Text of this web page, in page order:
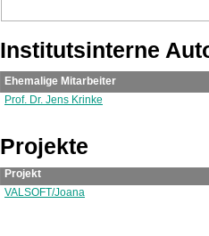
Institutsinterne
Ehemalige Mitarbeiter
Prof. Dr. Jens Krinke
Projekte
Projekt
VALSOFT/Joana